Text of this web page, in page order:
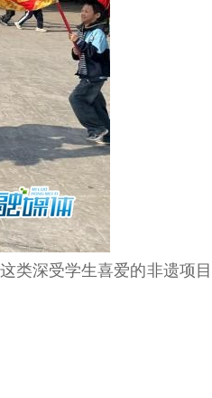
类深受学生喜爱的非遗项